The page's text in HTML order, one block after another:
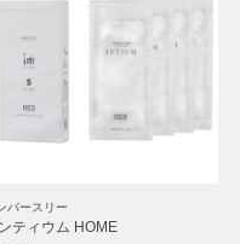
バースリー
ティウム HOME